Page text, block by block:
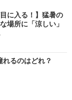
目に入る！】猛暑の
場所に「涼しい」
れるのはどれ？